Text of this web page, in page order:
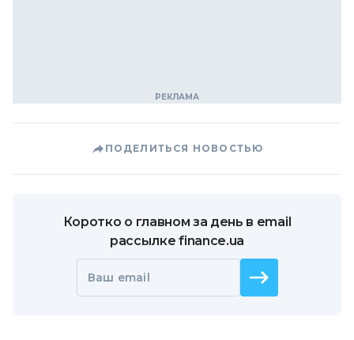
ПОДЕЛИТЬСЯ НОВОСТЬЮ
Коротко о главном за день в email
рассылке finance.ua
Ваш email